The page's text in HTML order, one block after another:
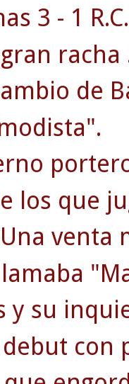
3 - 1
racha
de
los que
venta
y su
debut con